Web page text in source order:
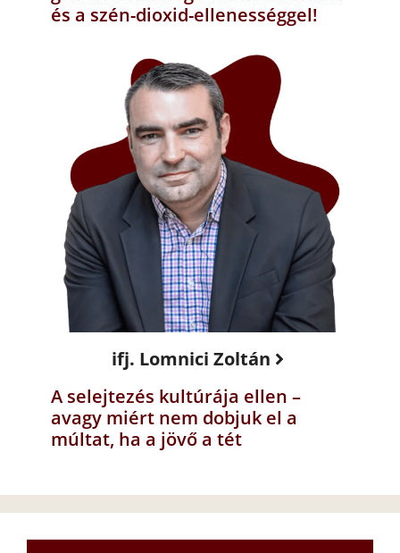
és a szén-dioxid-ellenességgel!
ifj. Lomnici Zoltán
A selejtezés kultúrája ellen –
avagy miért nem dobjuk el a
múltat, ha a jövő a tét